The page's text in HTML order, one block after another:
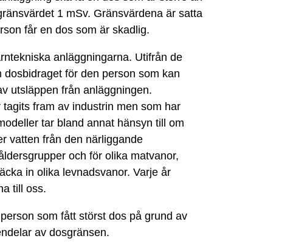
1 mSv. Gränsvärdena är satta
får en dos som är skadlig.
anläggningarna. Utifrån de
för den person som kan
utsläppen från anläggningen.
fram av industrin men som har
tar bland annat hänsyn till om
vatten från den närliggande
och för olika matvanor,
in olika levnadsvanor. Varje år
till oss.
som fått störst dos på grund av
av dosgränsen.